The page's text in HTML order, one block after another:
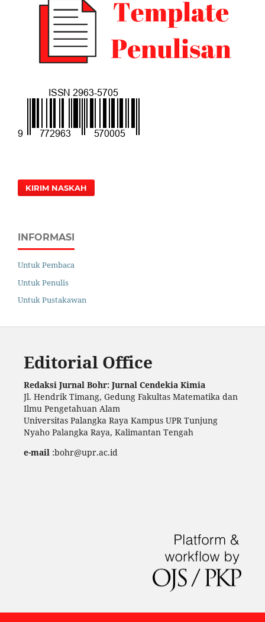
KIRIM NASKAH
INFORMASI
Untuk Pembaca
Untuk Penulis
Untuk Pustakawan
Editorial Office
Redaksi Jurnal Bohr: Jurnal Cendekia Kimia
Jl. Hendrik Timang, Gedung Fakultas Matematika dan
Ilmu Pengetahuan Alam
Universitas Palangka Raya Kampus UPR Tunjung
Nyaho Palangka Raya, Kalimantan Tengah
e-mail:bohr@upr.ac.id